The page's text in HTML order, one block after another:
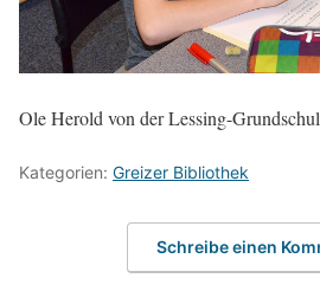
Ole Herold von der Lessing-
Kategorien: Greizer Bibliothek
Schreibe einen